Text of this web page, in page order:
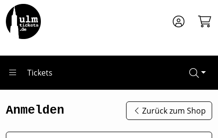
Zum Hauptinhalt springen
Tickets
Anmelden Zurück zum Shop